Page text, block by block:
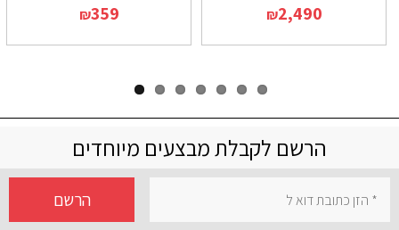
₪359 ₪2,490
הרשם לקבלת מבצעים מיוחדים
הרשם